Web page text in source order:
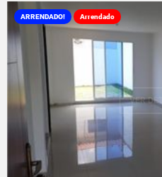
ARRENDADO! Arrendado
VER